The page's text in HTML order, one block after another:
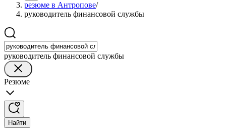
резюме в Антропове/
руководитель финансовой службы
руководитель финансовой службы
Резюме
Найти